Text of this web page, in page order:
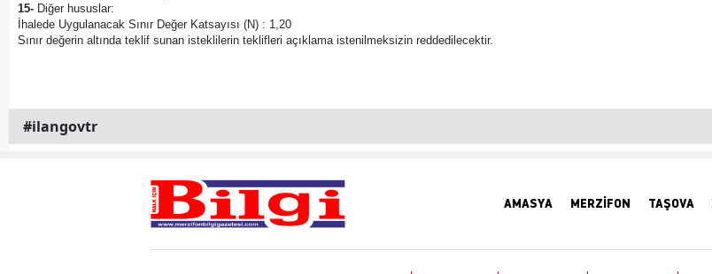
15- Diğer hususlar:
İhalede Uygulanacak Sınır Değer Katsayısı (N) : 1,20
Sınır değerin altında teklif sunan isteklilerin teklifleri açıklama istenilmeksizin reddedilecektir.
#ilangovtr
AMASYA MERZİFON TAŞOVA